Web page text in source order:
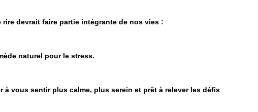
devrait faire partie intégrante de nos vies :
naturel pour le stress.
à vous sentir plus calme, plus serein et prêt à relever les défis